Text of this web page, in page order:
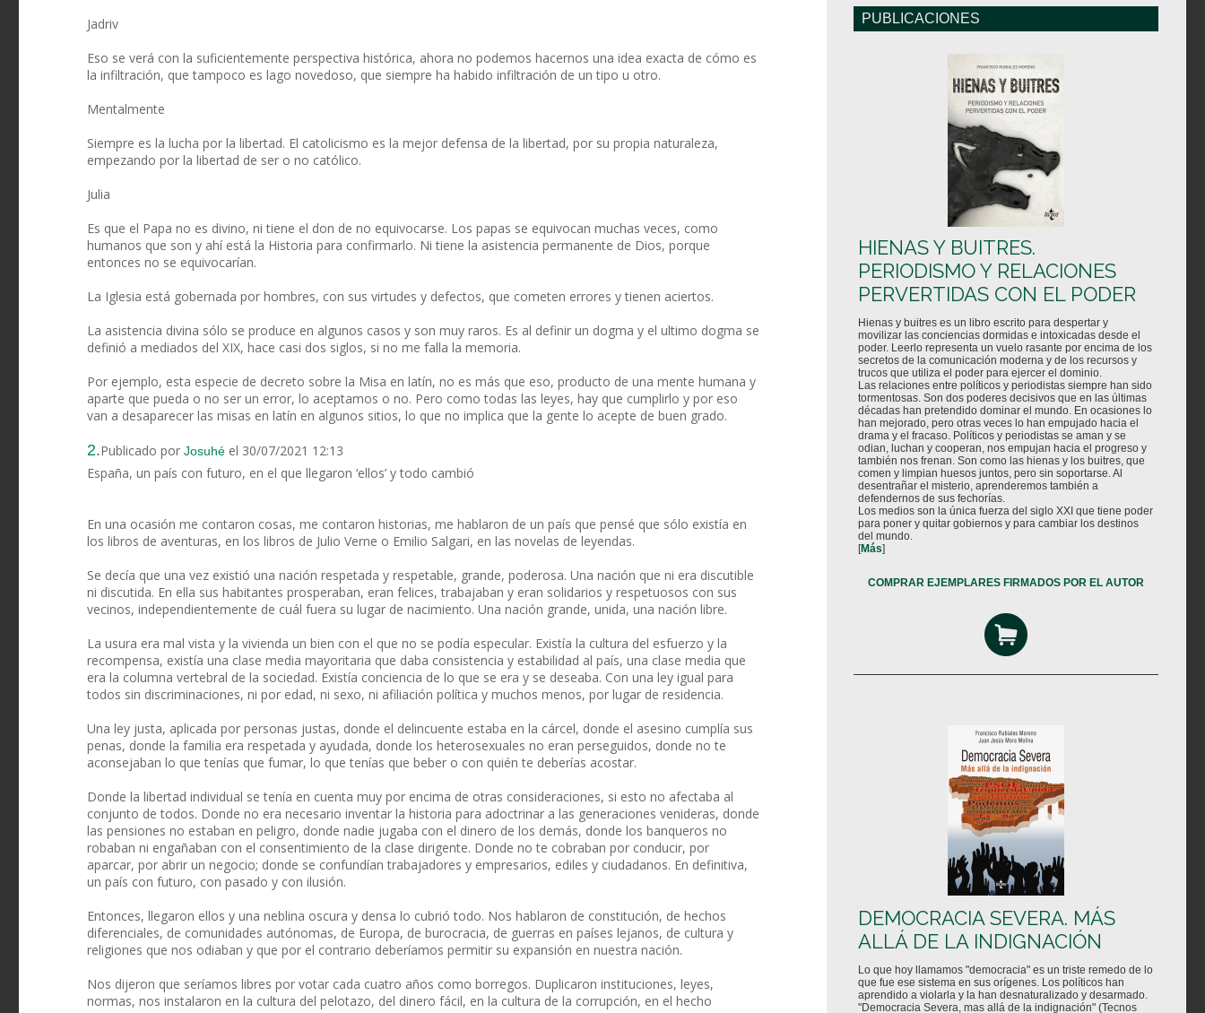
Jadriv
Eso se verá con la suficientemente perspectiva histórica, ahora no podemos hacernos una idea exacta de cómo es
la infiltración, que tampoco es lago novedoso, que siempre ha habido infiltración de un tipo u otro.
Mentalmente
Siempre es la lucha por la libertad. El catolicismo es la mejor defensa de la libertad, por su propia naturaleza,
empezando por la libertad de ser o no católico.
Julia
Es que el Papa no es divino, ni tiene el don de no equivocarse. Los papas se equivocan muchas veces, como
humanos que son y ahí está la Historia para confirmarlo. Ni tiene la asistencia permanente de Dios, porque
entonces no se equivocarían.
La Iglesia está gobernada por hombres, con sus virtudes y defectos, que cometen errores y tienen aciertos.
La asistencia divina sólo se produce en algunos casos y son muy raros. Es al definir un dogma y el ultimo dogma se
definió a mediados del XIX, hace casi dos siglos, si no me falla la memoria.
Por ejemplo, esta especie de decreto sobre la Misa en latín, no es más que eso, producto de una mente humana y
aparte que pueda o no ser un error, lo aceptamos o no. Pero como todas las leyes, hay que cumplirlo y por eso
van a desaparecer las misas en latín en algunos sitios, lo que no implica que la gente lo acepte de buen grado.
2.Publicado por Josuhé el 30/07/2021 12:13
España, un país con futuro, en el que llegaron ‘ellos’ y todo cambió
En una ocasión me contaron cosas, me contaron historias, me hablaron de un país que pensé que sólo existía en
los libros de aventuras, en los libros de Julio Verne o Emilio Salgari, en las novelas de leyendas.
Se decía que una vez existió una nación respetada y respetable, grande, poderosa. Una nación que ni era discutible
ni discutida. En ella sus habitantes prosperaban, eran felices, trabajaban y eran solidarios y respetuosos con sus
vecinos, independientemente de cuál fuera su lugar de nacimiento. Una nación grande, unida, una nación libre.
La usura era mal vista y la vivienda un bien con el que no se podía especular. Existía la cultura del esfuerzo y la
recompensa, existía una clase media mayoritaria que daba consistencia y estabilidad al país, una clase media que
era la columna vertebral de la sociedad. Existía conciencia de lo que se era y se deseaba. Con una ley igual para
todos sin discriminaciones, ni por edad, ni sexo, ni afiliación política y muchos menos, por lugar de residencia.
Una ley justa, aplicada por personas justas, donde el delincuente estaba en la cárcel, donde el asesino cumplía sus
penas, donde la familia era respetada y ayudada, donde los heterosexuales no eran perseguidos, donde no te
aconsejaban lo que tenías que fumar, lo que tenías que beber o con quién te deberías acostar.
Donde la libertad individual se tenía en cuenta muy por encima de otras consideraciones, si esto no afectaba al
conjunto de todos. Donde no era necesario inventar la historia para adoctrinar a las generaciones venideras, donde
las pensiones no estaban en peligro, donde nadie jugaba con el dinero de los demás, donde los banqueros no
robaban ni engañaban con el consentimiento de la clase dirigente. Donde no te cobraban por conducir, por
aparcar, por abrir un negocio; donde se confundían trabajadores y empresarios, ediles y ciudadanos. En definitiva,
un país con futuro, con pasado y con ilusión.
Entonces, llegaron ellos y una neblina oscura y densa lo cubrió todo. Nos hablaron de constitución, de hechos
diferenciales, de comunidades autónomas, de Europa, de burocracia, de guerras en países lejanos, de cultura y
religiones que nos odiaban y que por el contrario deberíamos permitir su expansión en nuestra nación.
Nos dijeron que seríamos libres por votar cada cuatro años como borregos. Duplicaron instituciones, leyes,
normas, nos instalaron en la cultura del pelotazo, del dinero fácil, en la cultura de la corrupción, en el hecho
PUBLICACIONES
HIENAS Y BUITRES.
PERIODISMO Y RELACIONES
PERVERTIDAS CON EL PODER
Hienas y buitres es un libro escrito para despertar y
movilizar las conciencias dormidas e intoxicadas desde el
poder. Leerlo representa un vuelo rasante por encima de los
secretos de la comunicación moderna y de los recursos y
trucos que utiliza el poder para ejercer el dominio.
Las relaciones entre políticos y periodistas siempre han sido
tormentosas. Son dos poderes decisivos que en las últimas
décadas han pretendido dominar el mundo. En ocasiones lo
han mejorado, pero otras veces lo han empujado hacia el
drama y el fracaso. Políticos y periodistas se aman y se
odian, luchan y cooperan, nos empujan hacia el progreso y
también nos frenan. Son como las hienas y los buitres, que
comen y limpian huesos juntos, pero sin soportarse. Al
desentrañar el misterio, aprenderemos también a
defendernos de sus fechorías.
Los medios son la única fuerza del siglo XXI que tiene poder
para poner y quitar gobiernos y para cambiar los destinos
del mundo.
[Más]
COMPRAR EJEMPLARES FIRMADOS POR EL AUTOR
DEMOCRACIA SEVERA. MÁS
ALLÁ DE LA INDIGNACIÓN
Lo que hoy llamamos "democracia" es un triste remedo de lo
que fue ese sistema en sus orígenes. Los políticos han
aprendido a violarla y la han desnaturalizado y desarmado.
"Democracia Severa, mas allá de la indignación" (Tecnos